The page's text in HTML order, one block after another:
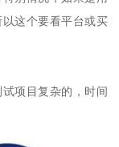
这个要看平台或买
项目复杂的，时间